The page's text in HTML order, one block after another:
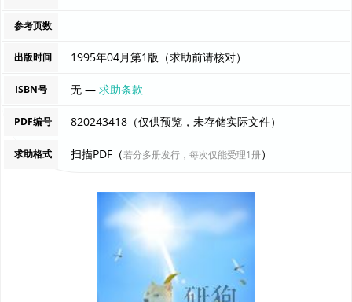
参考页数
出版时间 1995年04月第1版（求助前请核对）
ISBN号 无 —求助条款
PDF编号 820243418（仅供预览，未存储实际文件）
求助格式 扫描PDF（若分多册发行，每次仅能受理1册）